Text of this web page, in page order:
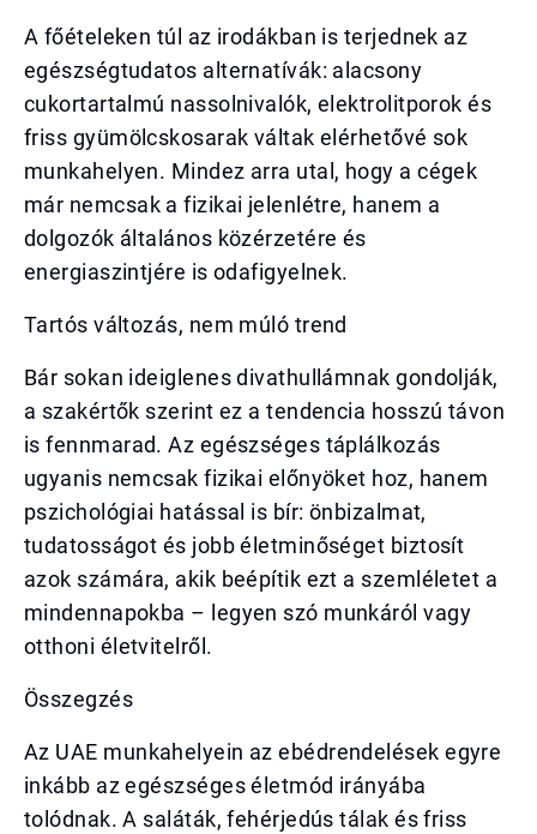
A főételeken túl az irodákban is terjednek az
egészségtudatos alternatívák: alacsony
cukortartalmú nassolnivalók, elektrolitporok és
friss gyümölcskosarak váltak elérhetővé sok
munkahelyen. Mindez arra utal, hogy a cégek
már nemcsak a fizikai jelenlétre, hanem a
dolgozók általános közérzetére és
energiaszintjére is odafigyelnek.
Tartós változás, nem múló trend
Bár sokan ideiglenes divathullámnak gondolják,
a szakértők szerint ez a tendencia hosszú távon
is fennmarad. Az egészséges táplálkozás
ugyanis nemcsak fizikai előnyöket hoz, hanem
pszichológiai hatással is bír: önbizalmat,
tudatosságot és jobb életminőséget biztosít
azok számára, akik beépítik ezt a szemléletet a
mindennapokba – legyen szó munkáról vagy
otthoni életvitelről.
Összegzés
Az UAE munkahelyein az ebédrendelések egyre
inkább az egészséges életmód irányába
tolódnak. A saláták, fehérjedús tálak és friss